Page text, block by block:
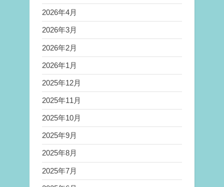
2026年4月
2026年3月
2026年2月
2026年1月
2025年12月
2025年11月
2025年10月
2025年9月
2025年8月
2025年7月